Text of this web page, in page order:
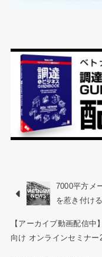
7000平方メ
を惹き付ける
【アーカイブ動画配信
向け オンラインセミナー